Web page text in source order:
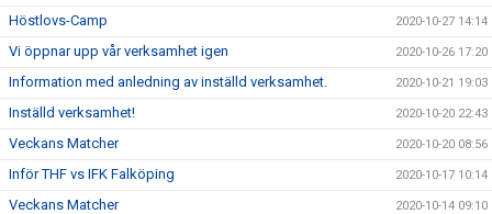
Höstlovs-Camp 2020-10-27 14:14
Vi öppnar upp vår verksamhet igen 2020-10-26 17:20
Information med anledning av inställd verksamhet. 2020-10-21 19:03
Inställd verksamhet! 2020-10-20 22:43
Veckans Matcher 2020-10-20 08:56
Inför THF vs IFK Falköping 2020-10-17 10:14
Veckans Matcher 2020-10-14 09:10